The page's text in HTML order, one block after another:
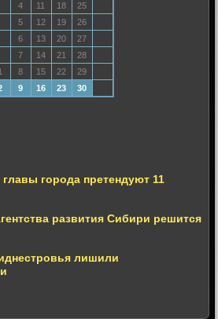
4 11 18
25
5 12 19
26
6 13 20
27
7 14 21
28
8 15 22
29
9 16 23 30
главы города претендуют 11
развития Сибири решится
лишили